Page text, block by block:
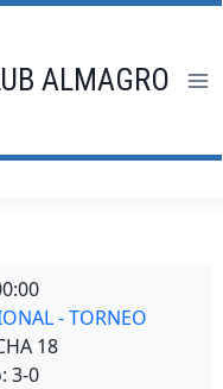
ALMAGRO
- TORNEO
18
3-0